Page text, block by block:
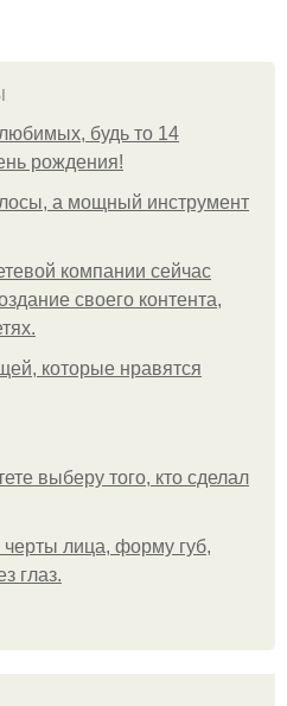
будь то 14
рождения!
а мощный инструмент
компании сейчас
своего контента,
которые нравятся
выберу того, кто сделал
лица, форму губ,
глаз.